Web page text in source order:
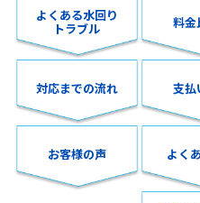
よくある水回り
トラブル 料金
対応までの流れ 支払
お客様の声 よく